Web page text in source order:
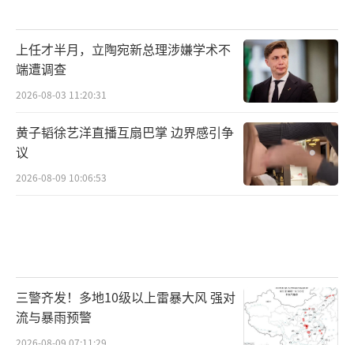
上任才半月，立陶宛新总理涉嫌学术不
端遭调查
2026-08-03 11:20:31
黄子韬徐艺洋直播互扇巴掌 边界感引争
议
2026-08-09 10:06:53
三警齐发！多地10级以上雷暴大风 强对
流与暴雨预警
2026-08-09 07:11:29